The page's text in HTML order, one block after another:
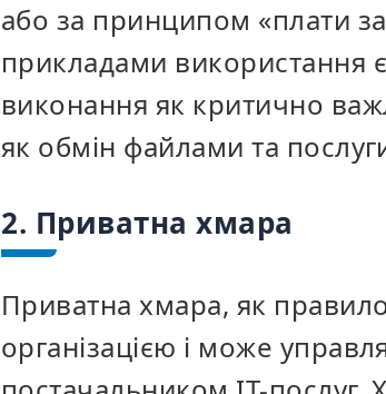
або за принципом «плати
прикладами використання
виконання як критично
як обмін файлами та
2. Приватна хмара
Приватна хмара, як
організацією і може